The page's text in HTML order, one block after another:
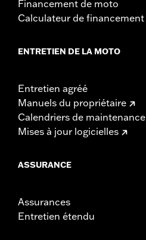
Financement de moto
Calculateur de financement
ENTRETIEN DE LA MOTO
Entretien agréé
Manuels du propriétaire
Calendriers de maintenance
Mises à jour logicielles
ASSURANCE
Assurances
Entretien étendu